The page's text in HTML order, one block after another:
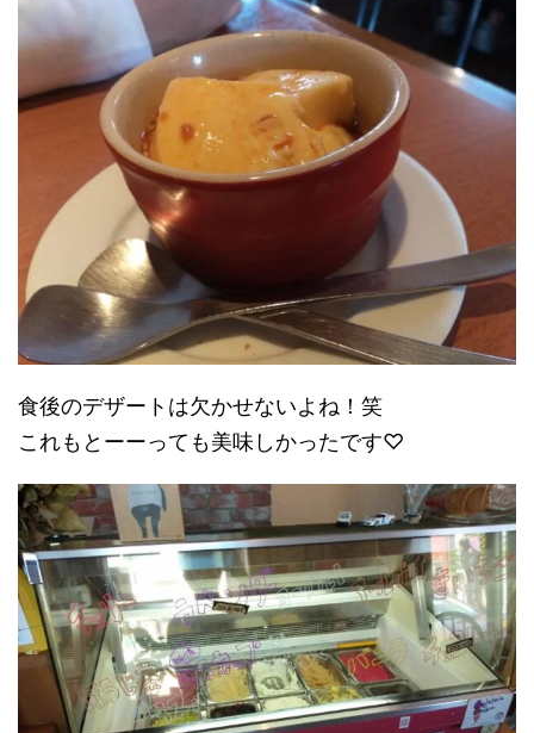
食後のデザートは欠かせないよね！笑
これもとーーっても美味しかったです♡